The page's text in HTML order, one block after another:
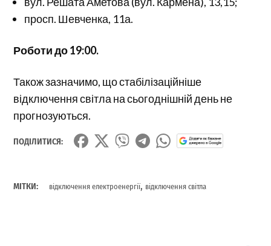
просп. Шевченка, 11а.
Роботи до 19:00.
Також зазначимо, що стабілізаційніше
відключення світла на сьогоднішній день не
прогнозуються.
ПОДІЛИТИСЯ:
МІТКИ: відключення електроенергії, відключення світла